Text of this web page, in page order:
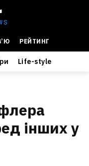
РЕЙТИНГ
Life-style
інших у